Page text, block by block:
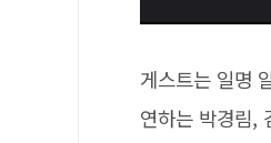
게스트는 일명
연하는 박경림,